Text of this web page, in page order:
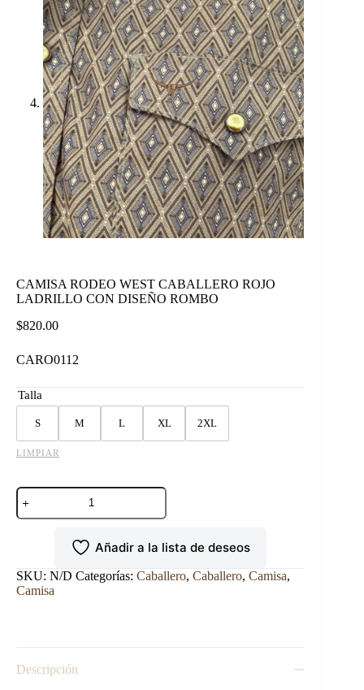
CAMISA RODEO WEST CABALLERO ROJO
LADRILLO CON DISEÑO ROMBO
$820.00
CARO0112
Talla
S M L XL 2XL
LIMPIAR
CAMISA
RODEO
WEST
CON
DISEÑO
Añadir a la lista de deseos
SKU: N/D Categorías: Caballero, Caballero, Camisa,
Camisa
Descripción